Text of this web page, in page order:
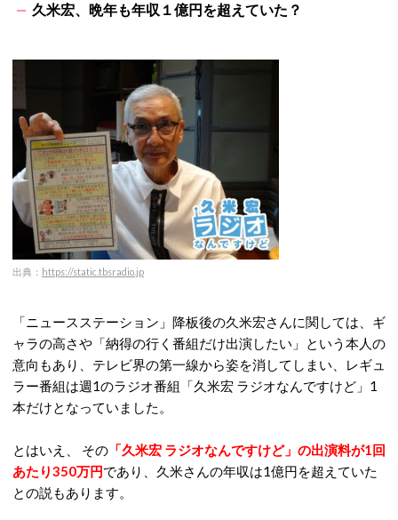
久米宏、晩年も年収１億円を超えていた？
出典： https://static.tbsradio.jp
「ニュースステーション」降板後の久米宏さんに関しては、ギ
ャラの高さや「納得の行く番組だけ出演したい」という本人の
意向もあり、テレビ界の第一線から姿を消してしまい、レギュ
ラー番組は週1のラジオ番組「久米宏 ラジオなんですけど」1
本だけとなっていました。
とはいえ、 その 「久米宏 ラジオなんですけど」の出演料が1回
あたり350万円であり、久米さんの年収は1億円を超えていた
との説もあります。